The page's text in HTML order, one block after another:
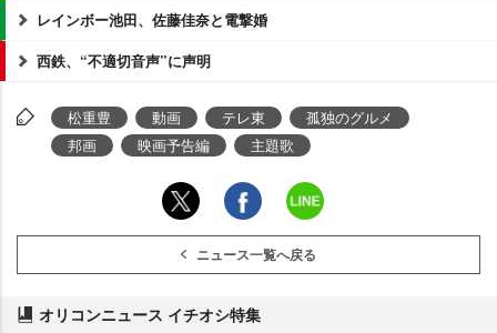
レインボー池田、佐藤佳奈と電撃婚
西鉄、“不適切音声”に声明
松重豊 動画 テレ東
孤独のグルメ
邦画
映画予告編 主題歌
ニュース一覧へ戻る
オリコンニュース イチオシ特集